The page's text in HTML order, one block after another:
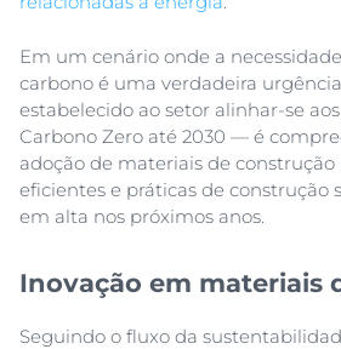
Em um cenário onde a
carbono é uma verdadeira
estabelecido ao setor alinhar-se
Carbono Zero até 2030 — é
adoção de materiais de
eficientes e práticas de construção
em alta nos próximos anos.
Inovação em materiais
Seguindo o fluxo da